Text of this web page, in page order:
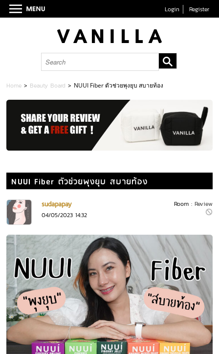
Login Register
Home > Beauty Board > NUUI Fiber ตัวช่วยพุงยุบ สบายท้อง
NUUI Fiber ตัวช่วยพุงยุบ สบายท้อง
Room : Review
sudapapay
04/05/2023 14:32